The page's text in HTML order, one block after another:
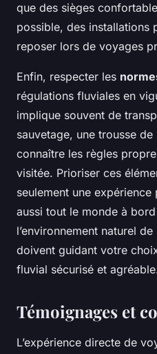
que des sièges
possible, des installations
reposer lors de voyages
Enfin, respecter les
régulations fluviales en
implique souvent de
sauvetage, une trousse
connaître les règles
visitée. Prioriser ces
seulement une
aussi tout le monde à
l’environnement naturel
doivent guidant votre
fluvial sécurisé et
Témoignages et
L’expérience directe de